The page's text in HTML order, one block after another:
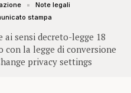
sensi decreto-legge 18
con la legge di conversione
privacy settings
Note legali
stampa